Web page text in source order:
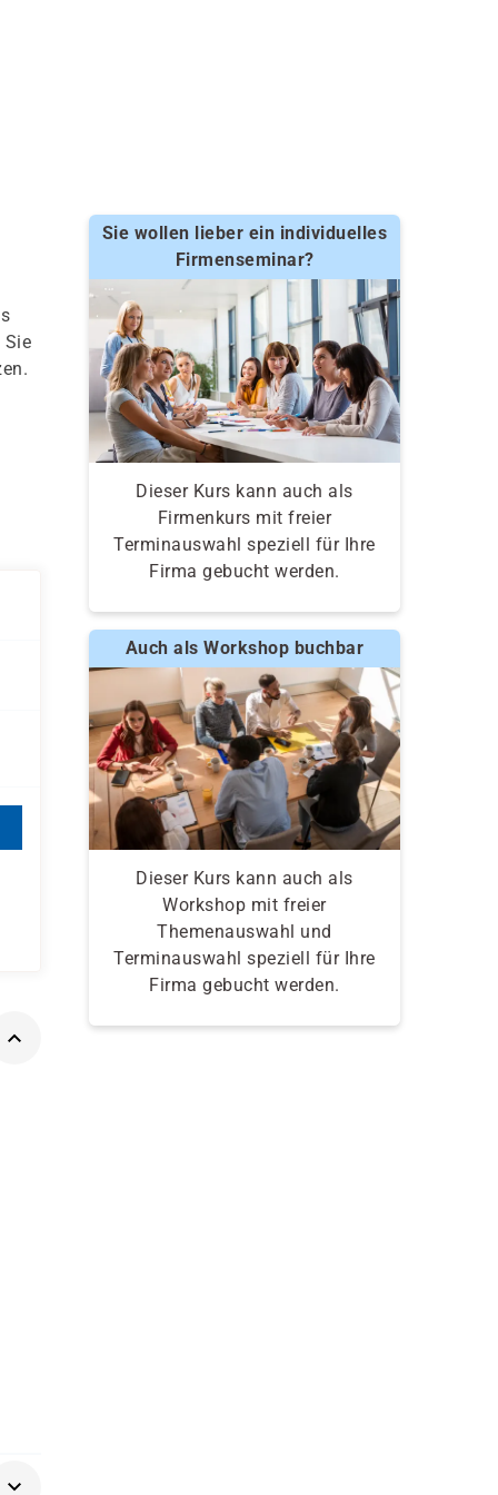
Sie
Sie wollen lieber ein individuelles
Firmenseminar?
Dieser Kurs kann auch als
Firmenkurs mit freier
Terminauswahl speziell für Ihre
Firma gebucht werden.
Auch als Workshop buchbar
Dieser Kurs kann auch als
Workshop mit freier
Themenauswahl und
Terminauswahl speziell für Ihre
Firma gebucht werden.